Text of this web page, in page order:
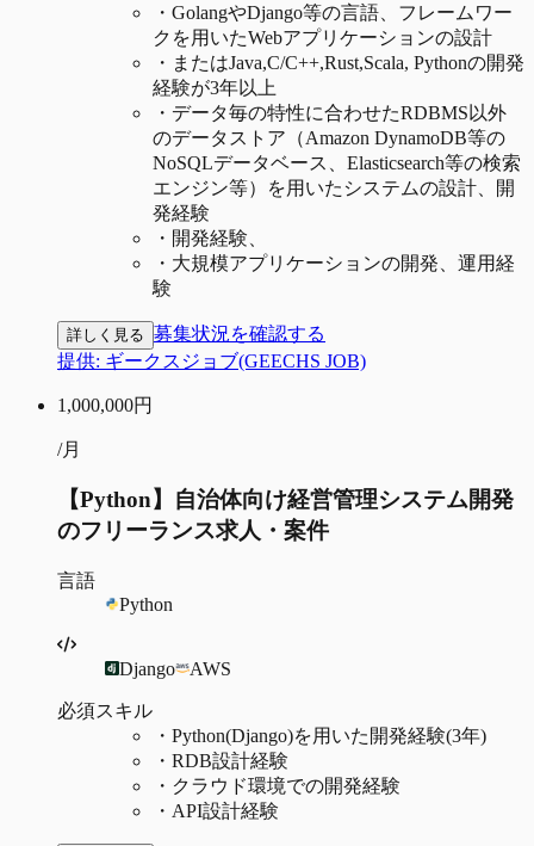
・ GolangやDjango等の言語、フレームワー
クを用いたWebアプリケーションの設計
・ またはJava,C/C++,Rust,Scala, Pythonの開発
経験が3年以上
・ データ毎の特性に合わせたRDBMS以外
のデータストア（Amazon DynamoDB等の
NoSQLデータベース、Elasticsearch等の検索
エンジン等）を用いたシステムの設計、開
発経験
・ 開発経験、
・ 大規模アプリケーションの開発、運用経
験
詳しく見る 募集状況を確認する
提供: ギークスジョブ(GEECHS JOB)
1,000,000円
/月
【Python】自治体向け経営管理システム開発
のフリーランス求人・案件
言語
Python
Django AWS
必須スキル
・ Python(Django)を用いた開発経験(3年)
・ RDB設計経験
・ クラウド環境での開発経験
・ API設計経験